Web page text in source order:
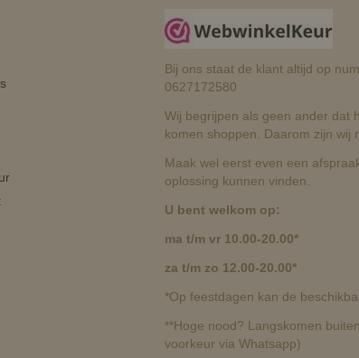
Bij ons staat de klant altijd op
0627172580
Wij begrijpen als geen ander dat
komen shoppen. Daarom zijn wij
Maak wel eerst even een
oplossing kunnen vinden.
U bent welkom op:
ma t/m vr 10.00-20.00*
za t/m zo 12.00-20.00*
*Op feestdagen kan de
**Hoge nood? Langskomen
voorkeur via Whatsapp)